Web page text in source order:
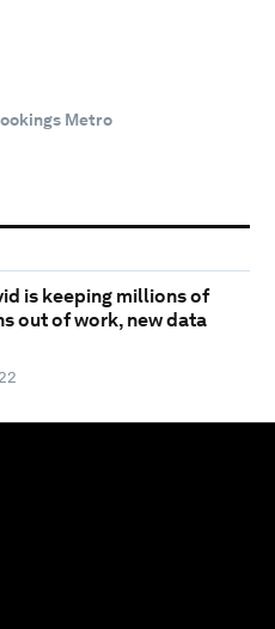
Metro
is keeping millions of
out of work, new data